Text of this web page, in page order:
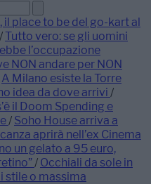
il place to be del go-kart al
/ Tutto vero: se gli uomini
l’occupazione
NON andare per NON
A Milano esiste la Torre
idea da dove arrivi /
il Doom Spending e
/ Soho House arriva a
aprirà nell’ex Cinema
un gelato a 95 euro,
/ Occhiali da sole in
stile o massima